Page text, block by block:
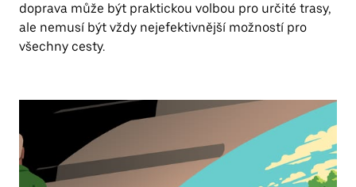
doprava může být praktickou volbou pro určité trasy,
ale nemusí být vždy nejefektivnější možností pro
všechny cesty.